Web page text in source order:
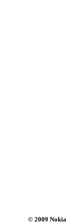
© 2009